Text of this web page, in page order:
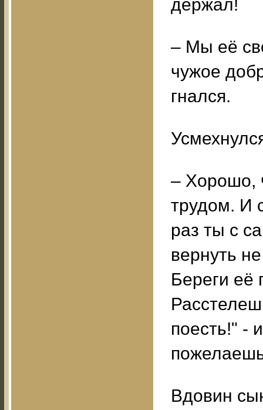
держал!
– Мы её
чужое
гнался.
– Хорошо,
трудом. И
раз ты с
вернуть
Береги её
поесть!" -
Вдовин